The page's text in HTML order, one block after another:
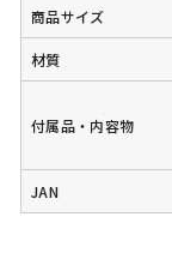
商品サイズ
材質
付属品・内容物
JAN